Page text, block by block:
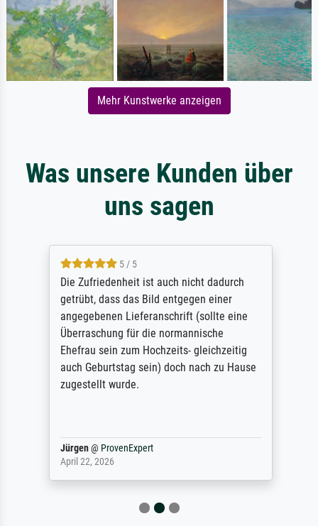
Mehr Kunstwerke anzeigen
Was unsere Kunden über
uns sagen
5 / 5
Die Zufriedenheit ist auch nicht dadurch
getrübt, dass das Bild entgegen einer
angegebenen Lieferanschrift (sollte eine
Überraschung für die normannische
Ehefrau sein zum Hochzeits- gleichzeitig
auch Geburtstag sein) doch nach zu Hause
zugestellt wurde.
Jürgen@ ProvenExpert
April 22, 2026